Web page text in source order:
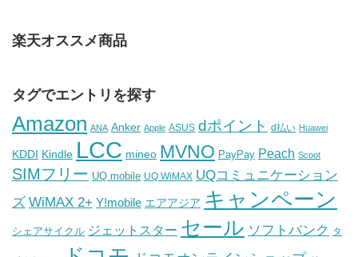
楽天オススメ商品
タグでエントリを探す
Amazon ANA Anker Apple ASUS dポイント d払い Huawei
KDDI Kindle LCC mineo MVNO PayPay Peach Scoot
SIMフリー UQ mobile UQ WiMAX UQコミュニケーション
ズ WiMAX 2+ Y!mobile エアアジア キャンペーン
シェアサイクル ジェットスター セール ソフトバンク タ